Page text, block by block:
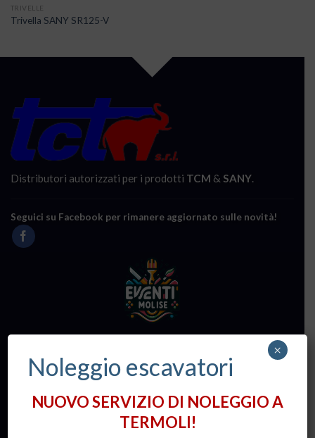
TRIVELLE
Trivella SANY SR125-V
Distributori autorizzati per i prodotti TCM & SANY.
Seguici su Facebook per rimanere aggiornato sulle novità!
(CB)
Noleggio escavatori
NUOVO SERVIZIO DI NOLEGGIO A
TERMOLI!
×